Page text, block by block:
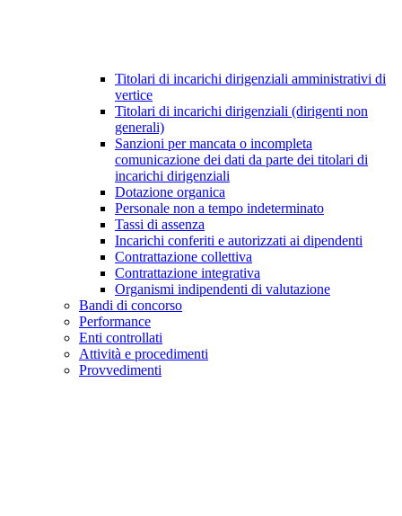
Titolari di incarichi dirigenziali amministrativi di
vertice
Titolari di incarichi dirigenziali (dirigenti non
generali)
Sanzioni per mancata o incompleta
comunicazione dei dati da parte dei titolari di
incarichi dirigenziali
Dotazione organica
Personale non a tempo indeterminato
Tassi di assenza
Incarichi conferiti e autorizzati ai dipendenti
Contrattazione collettiva
Contrattazione integrativa
Organismi indipendenti di valutazione
Bandi di concorso
Performance
Enti controllati
Attività e procedimenti
Provvedimenti